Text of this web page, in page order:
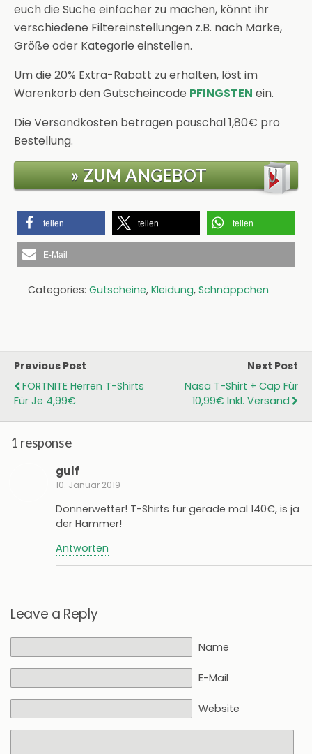
euch die Suche einfacher zu machen, könnt ihr
verschiedene Filtereinstellungen z.B. nach Marke,
Größe oder Kategorie einstellen.
Um die 20% Extra-Rabatt zu erhalten, löst im
Warenkorb den Gutscheincode PFINGSTEN ein.
Die Versandkosten betragen pauschal 1,80€ pro
Bestellung.
» ZUM ANGEBOT
teilen teilen teilen
E-Mail
Categories: Gutscheine, Kleidung, Schnäppchen
Previous Post
FORTNITE Herren T-Shirts
Für Je 4,99€
Next Post
Nasa T-Shirt + Cap Für
10,99€ Inkl. Versand
1 response
gulf
10. Januar 2019
Donnerwetter! T-Shirts für gerade mal 140€, is ja
der Hammer!
Antworten
Leave a Reply
Name
E-Mail
Website